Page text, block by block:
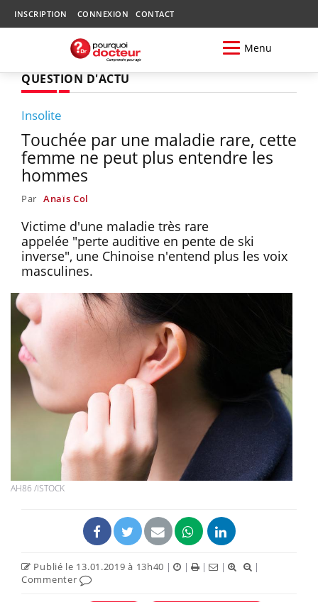
INSCRIPTION CONNEXION CONTACT
Menu
QUESTION D'ACTU
Insolite
Touchée par une maladie rare, cette
femme ne peut plus entendre les
hommes
Par Anaïs Col
Victime d'une maladie très rare
appelée "perte auditive en pente de ski
inverse", une Chinoise n'entend plus les voix
masculines.
AH86 /ISTOCK
Publié le 13.01.2019 à 13h40 | | | |
|
Commenter